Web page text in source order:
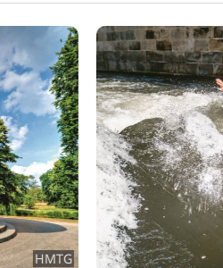
DWV&Inshore